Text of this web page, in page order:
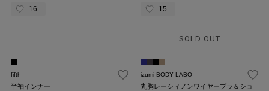
16 15
fifth
半袖インナー
SOLD OUT
izumi BODY LABO
丸胸レーシィノンワイヤーブラ＆ショ